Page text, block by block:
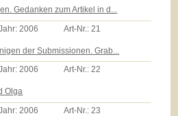
Gedanken zum Artikel in d...
2006 Art-Nr.: 21
der Submissionen. Grab...
2006 Art-Nr.:22
Olga
2006 Art-Nr.: 23